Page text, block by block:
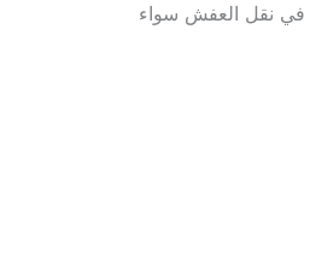
في نقل العفش سواء